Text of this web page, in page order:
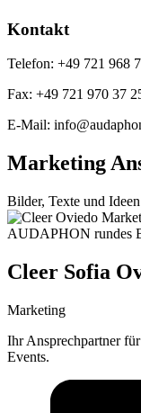
Kontakt
Telefon: +49 721 968
Fax: +49 721 970 37
E-Mail:
Marketing
Bilder, Texte und Ideen
Cleer Sofia
Marketing
Ihr Ansprechpartner
Events.